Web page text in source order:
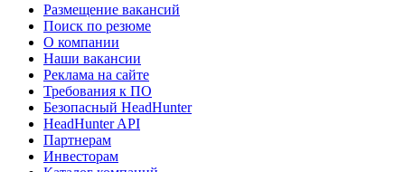
Размещение вакансий
Поиск по резюме
О компании
Наши вакансии
Реклама на сайте
Требования к ПО
Безопасный HeadHunter
HeadHunter API
Партнерам
Инвесторам